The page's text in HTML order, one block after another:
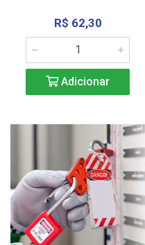
R$ 62,30
Adicionar